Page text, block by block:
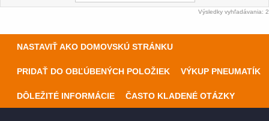
Výsledky vyhľadávania: 2
NASTAVIŤ AKO DOMOVSKÚ STRÁNKU
PRIDAŤ DO OBĽÚBENÝCH POLOŽIEK VÝKUP PNEUMATÍK
DÔLEŽITÉ INFORMÁCIE ČASTO KLADENÉ OTÁZKY